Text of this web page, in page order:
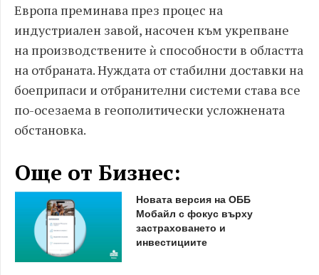
Европа преминава през процес на
индустриален завой, насочен към укрепване
на производствените ѝ способности в областта
на отбраната. Нуждата от стабилни доставки на
боеприпаси и отбранителни системи става все
по-осезаема в геополитически усложнената
обстановка.
Още от Бизнес:
Новата версия на ОББ
Мобайл с фокус върху
застраховането и
инвестициите